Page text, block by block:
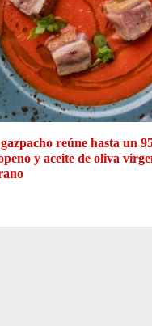
reúne hasta un
y aceite de oliva